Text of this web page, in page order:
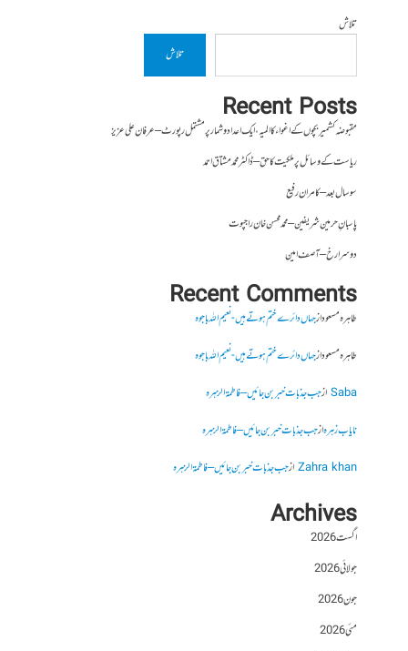
تلاش
تلاش
Recent Posts
مقبوضہ کشمیر بچوں کے اغواء کا المیہ، ایک اعداد و شمار پر مشتمل رپورٹ – عرفان علی عزیز
ریاست کے وسائل پر ملکیت کا حق – ڈاکٹر محمد مشتاق احمد
سو سال بعد – کامران رفیع
پاسبانِ حرمین شریفین – محمد محسن خان راجپوت
دوسرا رخ – آصف امین
Recent Comments
طاہرہ مسعودازجہاں دائرے ختم ہوتے ہیں- نعیم اللہ باجوہ
طاہرہ مسعودازجہاں دائرے ختم ہوتے ہیں- نعیم اللہ باجوہ
Sabaازجب جذبات خبر بن جائیں – فاطمۃالزہرہ
نایاب زہرہازجب جذبات خبر بن جائیں – فاطمۃالزہرہ
Zahra khanازجب جذبات خبر بن جائیں – فاطمۃالزہرہ
Archives
اگست 2026
جولائی 2026
جون 2026
مئی 2026